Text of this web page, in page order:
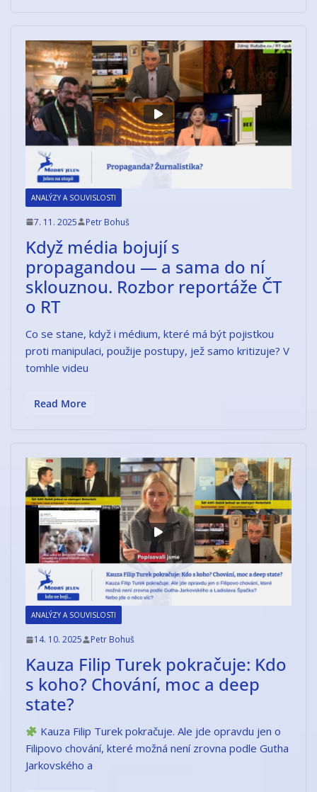
ANALÝZY A SOUVISLOSTI
7. 11. 2025 Petr Bohuš
Když média bojují s
propagandou — a sama do ní
sklouznou. Rozbor reportáže ČT
o RT
Co se stane, když i médium, které má být pojistkou
proti manipulaci, použije postupy, jež samo kritizuje? V
tomhle videu
Read More
ANALÝZY A SOUVISLOSTI
14. 10. 2025 Petr Bohuš
Kauza Filip Turek pokračuje: Kdo
s koho? Chování, moc a deep
state?
Kauza Filip Turek pokračuje. Ale jde opravdu jen o
Filipovo chování, které možná není zrovna podle Gutha
Jarkovského a